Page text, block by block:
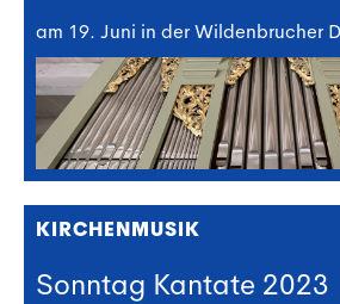
am 19. Juni in der Wildenbrucher
KIRCHENMUSIK
Sonntag Kantate 2023